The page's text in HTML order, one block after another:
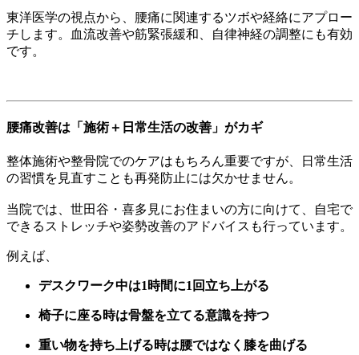
東洋医学の視点から、腰痛に関連するツボや経絡にアプロー
チします。血流改善や筋緊張緩和、自律神経の調整にも有効
です。
腰痛改善は「施術＋日常生活の改善」がカギ
整体施術や整骨院でのケアはもちろん重要ですが、日常生活
の習慣を見直すことも再発防止には欠かせません。
当院では、世田谷・喜多見にお住まいの方に向けて、自宅で
できるストレッチや姿勢改善のアドバイスも行っています。
例えば、
デスクワーク中は1時間に1回立ち上がる
椅子に座る時は骨盤を立てる意識を持つ
重い物を持ち上げる時は腰ではなく膝を曲げる